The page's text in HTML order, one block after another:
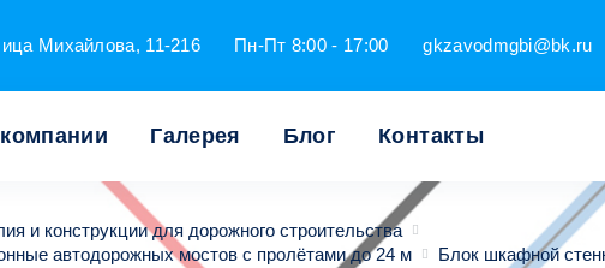
Михайлова, 11-216 Пн-Пт 8:00 - 17:00 gkzavodmgbi@bk.ru
Галерея Блог Контакты
и конструкции для дорожного строительства
автодорожных мостов с пролётами до 24 м
Блок шкафной